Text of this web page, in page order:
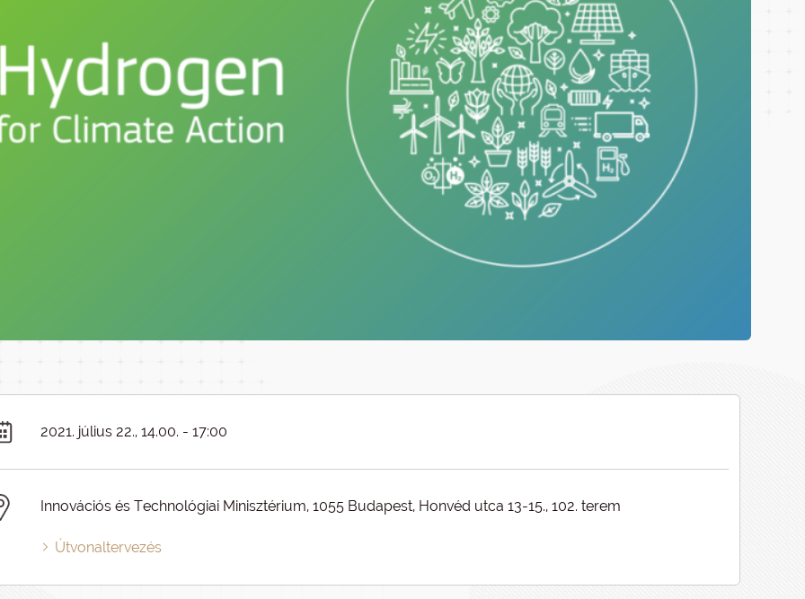
2021. július 22., 14.00. - 17:00
Innovációs és Technológiai Minisztérium, 1055 Budapest, Honvéd utca 13-15., 102. terem
Útvonaltervezés